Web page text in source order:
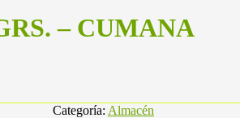
– CUMANA
Categoría: Almacén